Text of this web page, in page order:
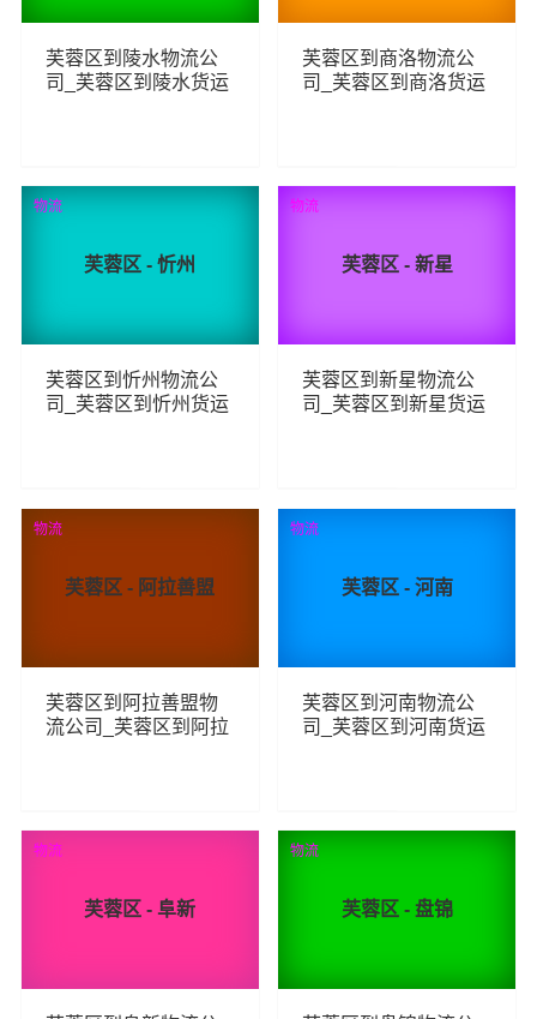
芙蓉区到陵水物流公
司_芙蓉区到陵水货运
79 查看详细
芙蓉区到商洛物流公
司_芙蓉区到商洛货运
93 查看详细
芙蓉区 - 忻州
芙蓉区到忻州物流公
司_芙蓉区到忻州货运
209 查看详细
物流
芙蓉区 - 新星
芙蓉区到新星物流公
司_芙蓉区到新星货运
100 查看详细
物流
芙蓉区 - 阿拉善盟
芙蓉区到阿拉善盟物
流公司_芙蓉区到阿拉
106 查看详细
物流
芙蓉区 - 河南
芙蓉区到河南物流公
司_芙蓉区到河南货运
100 查看详细
物流
芙蓉区 - 阜新
物流
芙蓉区 - 盘锦
物流